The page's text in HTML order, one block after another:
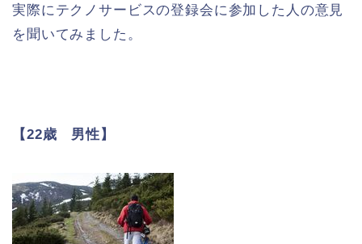
実際にテクノサービスの登録会に参加した人の意見
を聞いてみました。
【22歳 男性】